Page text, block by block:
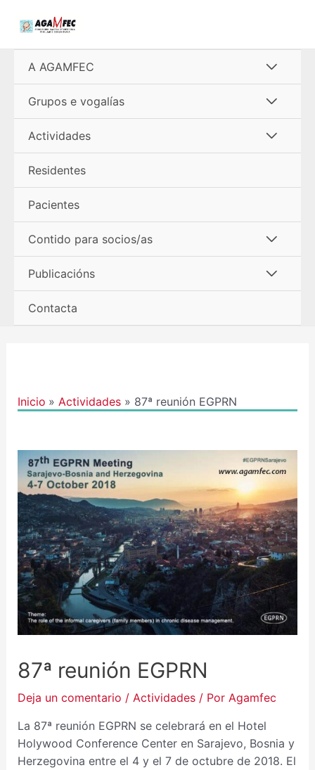
A AGAMFEC
menú
Grupos e vogalías
menú
Actividades
Residentes
Pacientes
Contido para socios/as
menú
Publicacións
Contacta
Inicio Actividades 87ª reunión EGPRN
87ª reunión EGPRN
Deja un comentario / Actividades/ Por Agamfec
La 87ª reunión EGPRN se celebrará en el Hotel
Holywood Conference Center en Sarajevo, Bosnia y
Herzegovina entre el 4 y el 7 de octubre de 2018. El